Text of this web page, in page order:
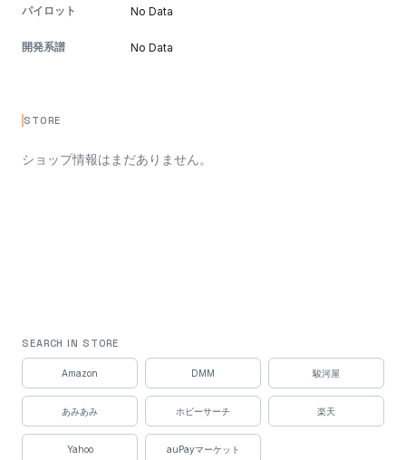
パイロット No Data
開発系譜 No Data
STORE
ショップ情報はまだありません。
SEARCH IN STORE
Amazon DMM 駿河屋
あみあみ ホビーサーチ 楽天
Yahoo auPayマーケット